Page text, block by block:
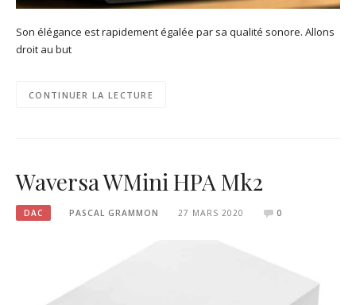
Son élégance est rapidement égalée par sa qualité sonore. Allons
droit au but
CONTINUER LA LECTURE
Waversa WMini HPA Mk2
DAC PASCAL GRAMMON 27 MARS 2020 0